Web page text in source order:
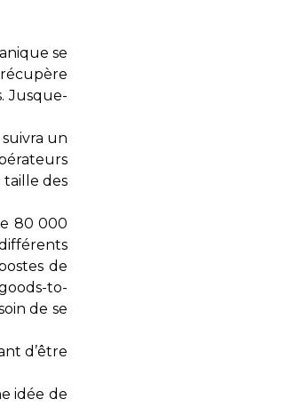
se
Jusque-
un
taille des
80 000
de
to-
de se
d’être
idée de